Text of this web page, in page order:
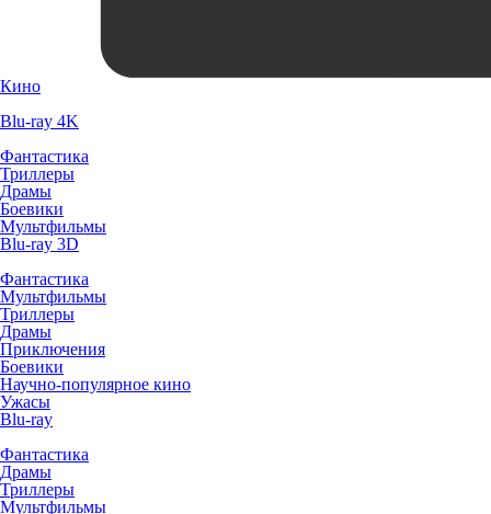
Кино
Blu-ray 4K
Фантастика
Триллеры
Драмы
Боевики
Мультфильмы
Blu-ray 3D
Фантастика
Мультфильмы
Триллеры
Драмы
Приключения
Боевики
Научно-популярное кино
Ужасы
Blu-ray
Фантастика
Драмы
Триллеры
Мультфильмы